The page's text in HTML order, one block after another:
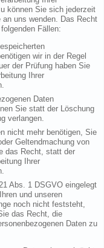
können Sie sich jederzeit
uns wenden. Das Recht
Fällen:
wir in der Regel
der Prüfung haben Sie
Ihrer
Daten
Sie statt der Löschung
verlangen.
nicht mehr benötigen, Sie
Geltendmachung von
das Recht, statt der
Ihrer
Abs. 1 DSGVO eingelegt
und unseren
noch nicht feststeht,
das Recht, die
Daten zu